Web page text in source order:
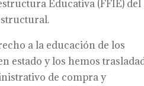
Educativa (FFIE) del
a la educación de los
estado y los hemos
de compra y